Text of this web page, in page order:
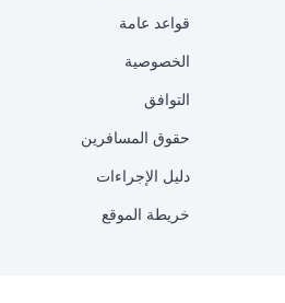
قواعد عامة
الخصوصية
التوافق
حقوق المسافرين
دليل الإجراءات
خريطة الموقع